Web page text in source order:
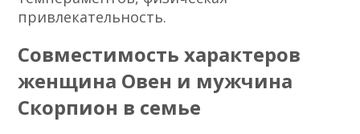
привлекательность.
Совместимость характеров
женщина Овен и мужчина
Скорпион в семье